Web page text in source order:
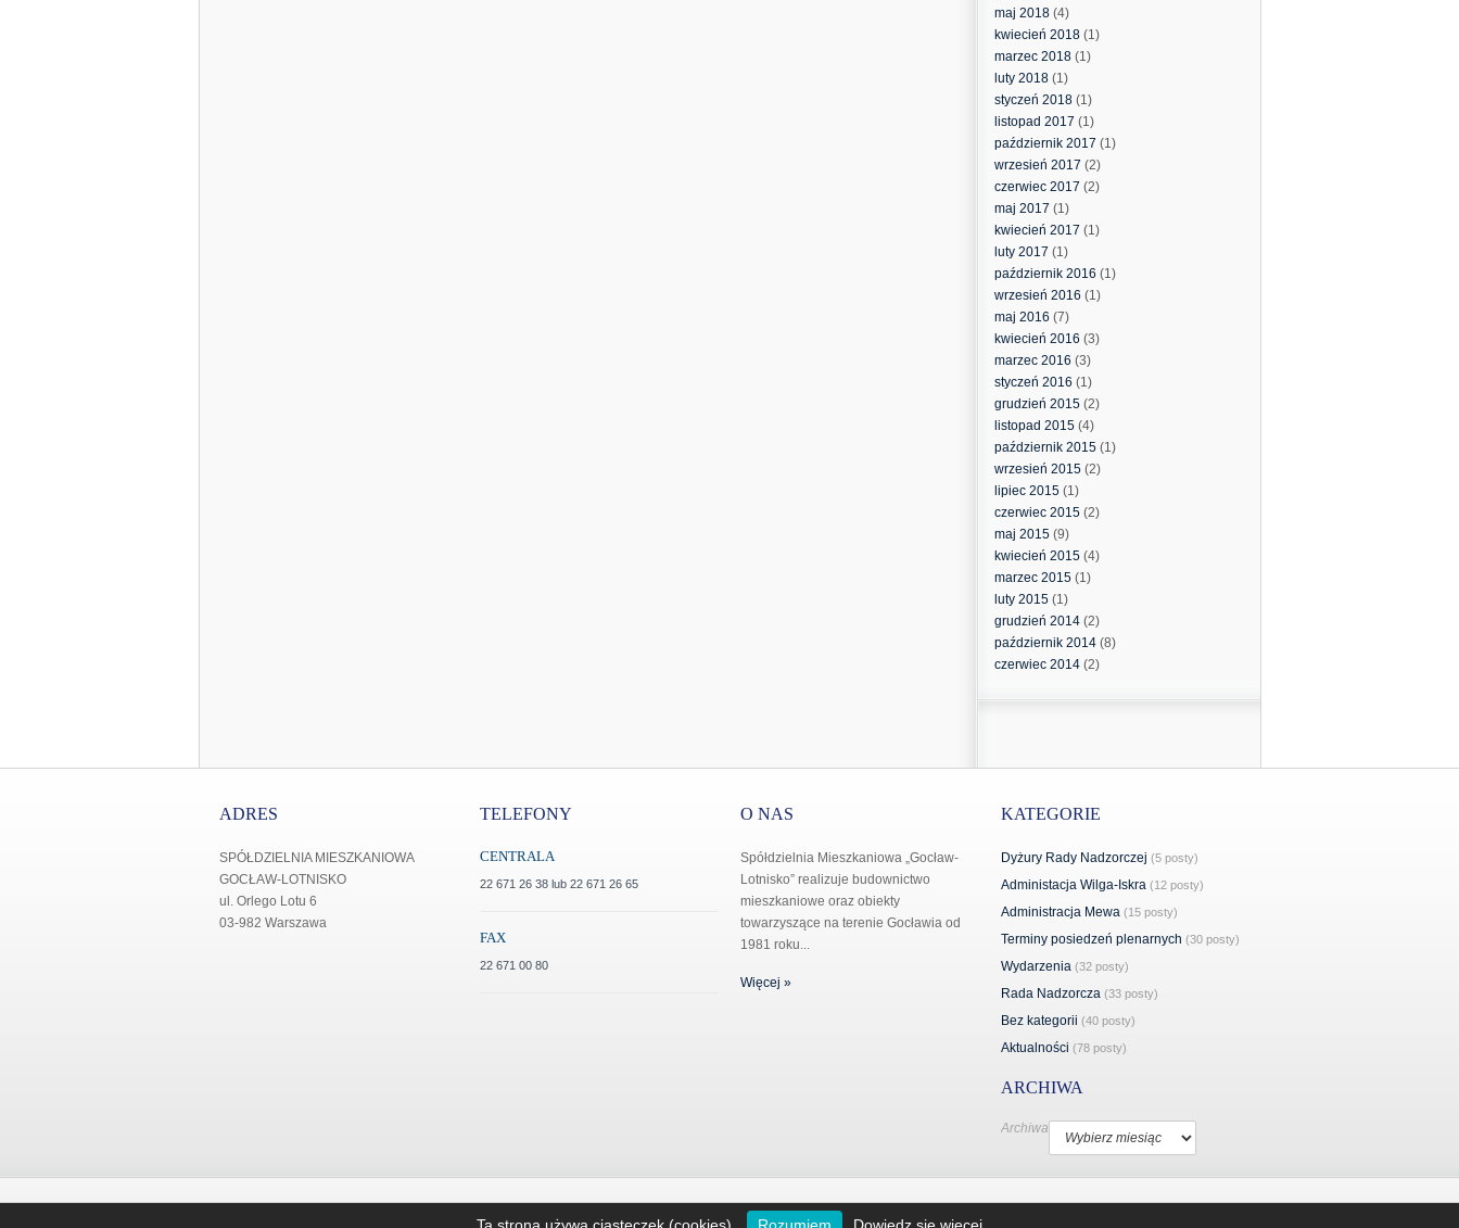
maj 2018(4)
kwiecień 2018(1)
marzec 2018(1)
luty 2018(1)
styczeń 2018(1)
listopad 2017 (1)
październik 2017 (1)
wrzesień 2017 (2)
czerwiec 2017 (2)
maj 2017 (1)
kwiecień 2017 (1)
luty 2017 (1)
październik 2016 (1)
wrzesień 2016 (1)
maj 2016 (7)
kwiecień 2016 (3)
marzec 2016 (3)
styczeń 2016 (1)
grudzień 2015(2)
listopad 2015(4)
październik 2015(1)
wrzesień 2015(2)
lipiec 2015(1)
czerwiec 2015(2)
maj 2015(9)
kwiecień 2015(4)
marzec 2015(1)
luty 2015(1)
grudzień 2014(2)
październik 2014(8)
czerwiec 2014(2)
ADRES
SPÓŁDZIELNIA MIESZKANIOWA
GOCŁAW-LOTNISKO
ul. Orlego Lotu 6
03-982 Warszawa
TELEFONY
CENTRALA
22 671 26 38 lub 22 671 26 65
FAX
22 671 00 80
O NAS
Spółdzielnia Mieszkaniowa „Gocław-
Lotnisko” realizuje budownictwo
mieszkaniowe oraz obiekty
towarzyszące na terenie Gocławia od
1981 roku...
Więcej »
KATEGORIE
Dyżury Rady Nadzorczej (5 posty)
Administacja Wilga-Iskra (12 posty)
Administracja Mewa (15 posty)
Terminy posiedzeń plenarnych (30 posty)
Wydarzenia (32 posty)
Rada Nadzorcza (33 posty)
Bez kategorii (40 posty)
Aktualności (78 posty)
ARCHIWA
Archiwa
O Spółdzielni Organy Spółdzielni